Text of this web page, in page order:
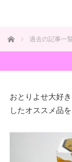
ホーム 過去の記事一
おとりよせ大好
したオススメ品